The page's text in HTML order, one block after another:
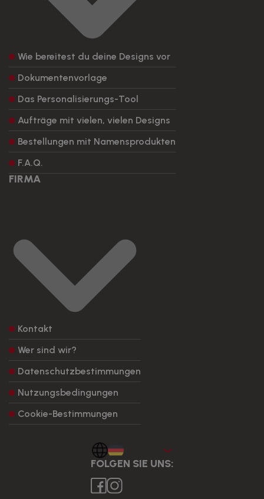
Wie bereitest du deine Designs vor
Dokumentenvorlage
Das Personalisierungs-Tool
Aufträge mit vielen, vielen Designs
Bestellungen mit Namensprodukten
F.A.Q.
FIRMA
Kontakt
Wer sind wir?
Datenschutzbestimmungen
Nutzungsbedingungen
Cookie-Bestimmungen
FOLGEN SIE UNS: